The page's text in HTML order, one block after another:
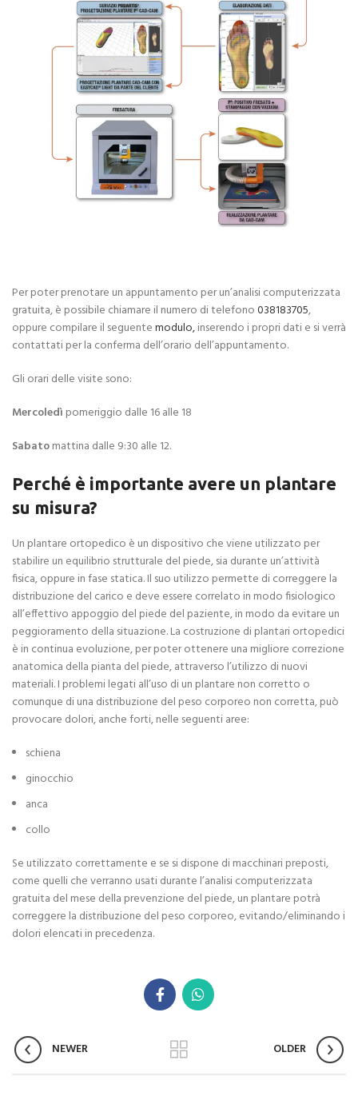
Per poter prenotare un appuntamento per un’analisi computerizzata
gratuita, è possibile chiamare il numero di telefono038183705,
oppure compilare il seguentemodulo,inserendo i propri dati e si verrà
contattati per la conferma dell’orario dell’appuntamento.
Gli orari delle visite sono:
Mercoledì pomeriggio dalle 16 alle 18
Sabatomattina dalle 9:30 alle 12.
Perché è importante avere un plantare
su misura?
Un plantare ortopedico è un dispositivo che viene utilizzato per
stabilire un equilibrio strutturale del piede, sia durante un’attività
fisica, oppure in fase statica. Il suo utilizzo permette di correggere la
distribuzione del carico e deve essere correlato in modo fisiologico
all’effettivo appoggio del piede del paziente, in modo da evitare un
peggioramento della situazione. La costruzione di plantari ortopedici
è in continua evoluzione, per poter ottenere una migliore correzione
anatomica della pianta del piede, attraverso l’utilizzo di nuovi
materiali. I problemi legati all’uso di un plantare non corretto o
comunque di una distribuzione del peso corporeo non corretta, può
provocare dolori, anche forti, nelle seguenti aree:
schiena
ginocchio
anca
collo
Se utilizzato correttamente e se si dispone di macchinari preposti,
come quelli che verranno usati durante l’analisi computerizzata
gratuita del mese della prevenzione del piede, un plantare potrà
correggere la distribuzione del peso corporeo, evitando/eliminando i
dolori elencati in precedenza.
NEWER OLDER